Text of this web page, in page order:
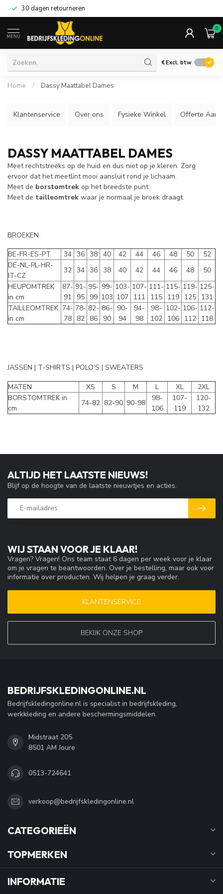
30 dagen retourneren
MENU
0
€Excl. btw
Home / Dassy Maattabel Dames
Klantenservice Over ons Fysieke Winkel Offerte
DASSY MAATTABEL DAMES
Meet rechtstreeks op de huid en dus niet op je kleren. Zorg
ervoor dat het meetlint mooi aansluit rond je lichaam.
Meet de borstomtrek op het breedste punt.
Meet de tailleomtrek waar je normaal je broek draagt.
BROEKEN
BE-FR-ES-PT 34 36 38 40 42 44 46 48 50
52
DE-NL-PL-HR-
IT-CZ
32 34 36 38 40 42 44 46 48
50
HEUPOMTREK
in cm
87-
91
91-
95
95-
99
99-
103
103-
107
107-
111
111-
115
115-
119
119-
125
125-
131
TAILLEOMTREK
in cm
74-
78
78-
82
82-
86
86-
90
90-
94
94-
98
98-
102
102-
106
106-
112
112-
118
JASSEN | T-SHIRTS | POLO’S | SWEATERS
MATEN XS S M L XL
2XL
BORSTOMTREK in
cm
74-82 82-90 90-98
98-
106
107-
119
120-
132
WIJ STAAN VOOR JE KLAAR!
Vragen? Vragen! Ons team staat 6 dagen per week voor je klaar
om je vragen te beantwoorden. Over je bestelling, maar ook voor
informatie over producten. Wij helpen je graag verder.
KLANTENSERVICE
BEKIJK ONZE SHOP
ALTIJD HET LAATSTE NIEUWS!
Blijf op de hoogte van de laatste nieuwtjes en acties.
BEDRIJFSKLEDINGONLINE.NL
Bedrijfskledingonline.nl is specialist in bedrijfskleding,
werkkleding en andere beschermingsmiddelen.
Midstraat 205
8501 AM Joure
0513-724641
verkoop@bedrijfskledingonline.nl
CATEGORIEËN
TOPMERKEN
INFORMATIE